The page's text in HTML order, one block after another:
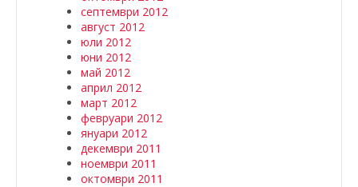
септември 2012
август 2012
юли 2012
юни 2012
май 2012
април 2012
март 2012
февруари 2012
януари 2012
декември 2011
ноември 2011
октомври 2011